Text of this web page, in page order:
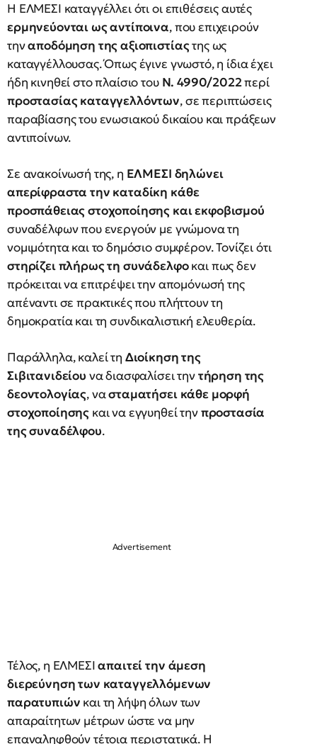
Η ΕΛΜΕΣΙ καταγγέλλει ότι οι επιθέσεις αυτές
ερμηνεύονται ως αντίποινα, που επιχειρούν
τηναποδόμηση της αξιοπιστίαςτης ως
καταγγέλλουσας. Όπως έγινε γνωστό, η ίδια έχει
ήδη κινηθεί στο πλαίσιο του Ν. 4990/2022περί
προστασίας καταγγελλόντων, σε περιπτώσεις
παραβίασης του ενωσιακού δικαίου και πράξεων
αντιποίνων.
Σε ανακοίνωσή της, η ΕΛΜΕΣΙ δηλώνει
απερίφραστα την καταδίκη κάθε
προσπάθειας στοχοποίησης και εκφοβισμού
συναδέλφων που ενεργούν με γνώμονα τη
νομιμότητα και το δημόσιο συμφέρον. Τονίζει ότι
στηρίζει πλήρως τη συνάδελφοκαι πως δεν
πρόκειται να επιτρέψει την απομόνωσή της
απέναντι σε πρακτικές που πλήττουν τη
δημοκρατία και τη συνδικαλιστική ελευθερία.
Παράλληλα, καλεί τη Διοίκηση της
Σιβιτανιδείου να διασφαλίσει τηντήρηση της
δεοντολογίας, νασταματήσει κάθε μορφή
στοχοποίησης και να εγγυηθεί τηνπροστασία
της συναδέλφου.
Τέλος, η ΕΛΜΕΣΙαπαιτεί την άμεση
διερεύνηση των καταγγελλόμενων
παρατυπιών και τη λήψη όλων των
απαραίτητων μέτρων ώστε να μην
επαναληφθούν τέτοια περιστατικά. Η